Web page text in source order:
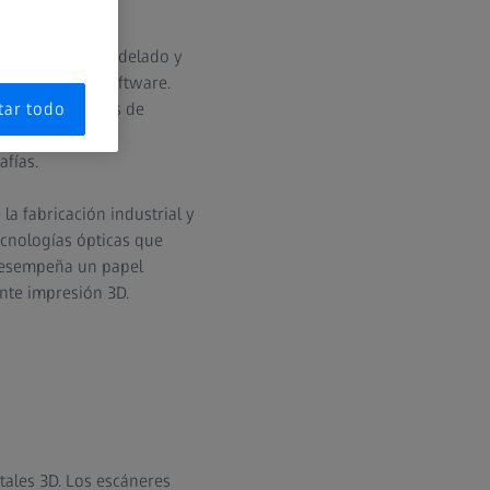
de modelado y
mediante software.
que los de
películas o
la fabricación industrial y
ópticas que
un papel
impresión 3D.
3D. Los escáneres
todo